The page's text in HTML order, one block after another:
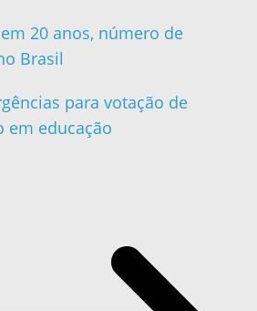
20 anos, número de
Brasil
para votação de
em educação